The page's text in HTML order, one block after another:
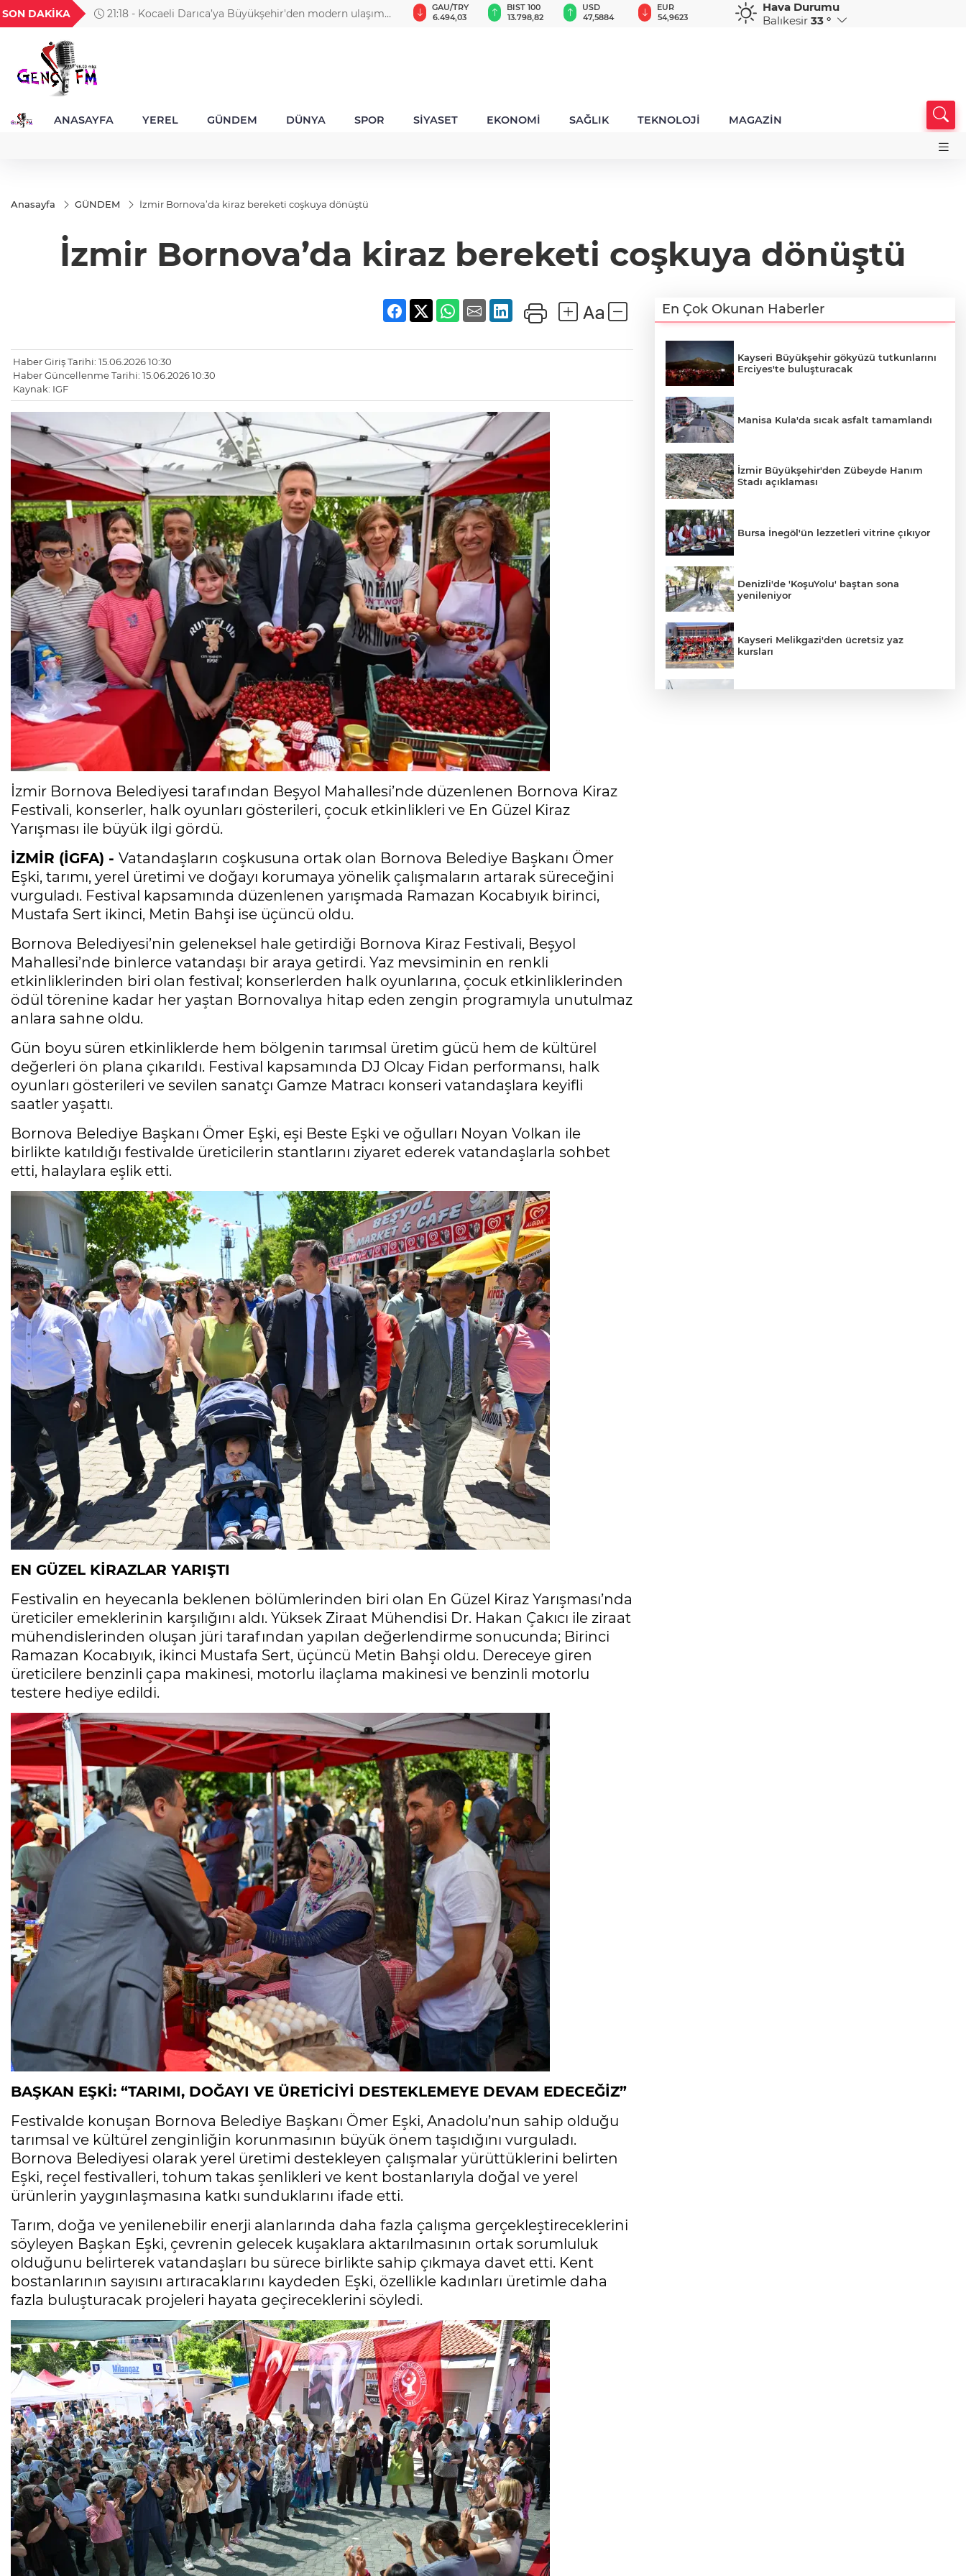
SON DAKİKA
21:04 - MGK'dan 8 maddelik bildiri... Terörsüz Türkiye,
18,1982
TND
16,2307
BGN
28,0626
VND
0,0018
GAU/TRY
6.494,03
BIST 100
13.798,82
USD
47,5884
EUR
54,9623
GBP
64,1466
CHF
58,5848
CAD
33,9529
Hava Durumu
Balıkesir 33 °
ANASAYFA YEREL GÜNDEM DÜNYA SPOR SİYASET EKONOMİ SAĞLIK TEKNOLOJİ MAGAZİN
Anasayfa GÜNDEM İzmir Bornova’da kiraz bereketi coşkuya dönüştü
İzmir Bornova’da kiraz bereketi coşkuya dönüştü
Haber Giriş Tarihi: 15.06.2026 10:30
Haber Güncellenme Tarihi: 15.06.2026 10:30
Kaynak: IGF
İzmir Bornova Belediyesi tarafından Beşyol Mahallesi’nde düzenlenen Bornova Kiraz
Festivali, konserler, halk oyunları gösterileri, çocuk etkinlikleri ve En Güzel Kiraz
Yarışması ile büyük ilgi gördü.
İZMİR (İGFA) - Vatandaşların coşkusuna ortak olan Bornova Belediye Başkanı Ömer
Eşki, tarımı, yerel üretimi ve doğayı korumaya yönelik çalışmaların artarak süreceğini
vurguladı. Festival kapsamında düzenlenen yarışmada Ramazan Kocabıyık birinci,
Mustafa Sert ikinci, Metin Bahşi ise üçüncü oldu.
Bornova Belediyesi’nin geleneksel hale getirdiği Bornova Kiraz Festivali, Beşyol
Mahallesi’nde binlerce vatandaşı bir araya getirdi. Yaz mevsiminin en renkli
etkinliklerinden biri olan festival; konserlerden halk oyunlarına, çocuk etkinliklerinden
ödül törenine kadar her yaştan Bornovalıya hitap eden zengin programıyla unutulmaz
anlara sahne oldu.
Gün boyu süren etkinliklerde hem bölgenin tarımsal üretim gücü hem de kültürel
değerleri ön plana çıkarıldı. Festival kapsamında DJ Olcay Fidan performansı, halk
oyunları gösterileri ve sevilen sanatçı Gamze Matracı konseri vatandaşlara keyifli
saatler yaşattı.
Bornova Belediye Başkanı Ömer Eşki, eşi Beste Eşki ve oğulları Noyan Volkan ile
birlikte katıldığı festivalde üreticilerin stantlarını ziyaret ederek vatandaşlarla sohbet
etti, halaylara eşlik etti.
EN GÜZEL KİRAZLAR YARIŞTI
Festivalin en heyecanla beklenen bölümlerinden biri olan En Güzel Kiraz Yarışması’nda
üreticiler emeklerinin karşılığını aldı. Yüksek Ziraat Mühendisi Dr. Hakan Çakıcı ile ziraat
mühendislerinden oluşan jüri tarafından yapılan değerlendirme sonucunda; Birinci
Ramazan Kocabıyık, ikinci Mustafa Sert, üçüncü Metin Bahşi oldu. Dereceye giren
üreticilere benzinli çapa makinesi, motorlu ilaçlama makinesi ve benzinli motorlu
testere hediye edildi.
BAŞKAN EŞKİ: “TARIMI, DOĞAYI VE ÜRETİCİYİ DESTEKLEMEYE DEVAM EDECEĞİZ”
Festivalde konuşan Bornova Belediye Başkanı Ömer Eşki, Anadolu’nun sahip olduğu
tarımsal ve kültürel zenginliğin korunmasının büyük önem taşıdığını vurguladı.
Bornova Belediyesi olarak yerel üretimi destekleyen çalışmalar yürüttüklerini belirten
Eşki, reçel festivalleri, tohum takas şenlikleri ve kent bostanlarıyla doğal ve yerel
ürünlerin yaygınlaşmasına katkı sunduklarını ifade etti.
Tarım, doğa ve yenilenebilir enerji alanlarında daha fazla çalışma gerçekleştireceklerini
söyleyen Başkan Eşki, çevrenin gelecek kuşaklara aktarılmasının ortak sorumluluk
olduğunu belirterek vatandaşları bu sürece birlikte sahip çıkmaya davet etti. Kent
bostanlarının sayısını artıracaklarını kaydeden Eşki, özellikle kadınları üretimle daha
fazla buluşturacak projeleri hayata geçireceklerini söyledi.
En Çok Okunan Haberler
Kayseri Büyükşehir gökyüzü tutkunlarını
Erciyes'te buluşturacak
Manisa Kula'da sıcak asfalt tamamlandı
İzmir Büyükşehir'den Zübeyde Hanım
Stadı açıklaması
Bursa İnegöl'ün lezzetleri vitrine çıkıyor
Denizli'de 'KoşuYolu' baştan sona
yenileniyor
Kayseri Melikgazi'den ücretsiz yaz
kursları